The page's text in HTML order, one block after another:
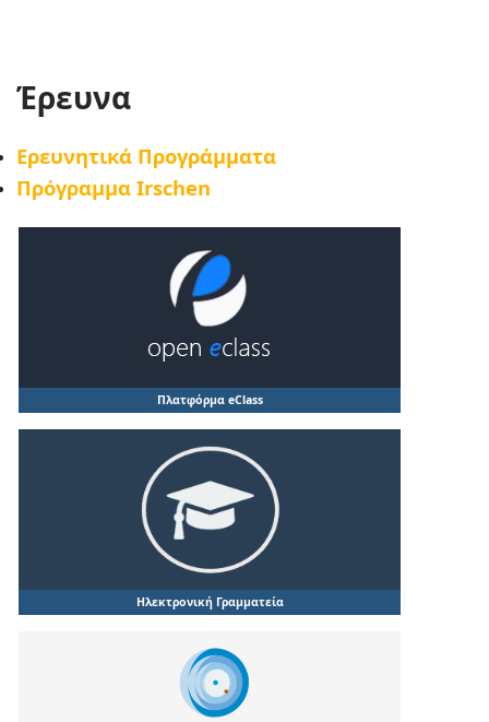
Έρευνα
Ερευνητικά Προγράμματα
Πρόγραμμα Irschen
Πλατφόρμα eClass
Ηλεκτρονική Γραμματεία